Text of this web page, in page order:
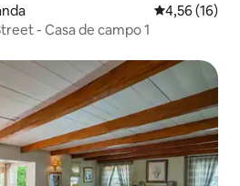
4,56 de uma
4,56 (16)
- Casa de campo 1